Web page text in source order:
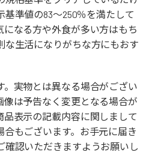
基準値の83～250％を満たして
になる方や外食が多い方はもち
な生活になりがちな方にもおす
実物とは異なる場合がござい
は予告なく変更となる場合が
品表示の記載内容に関しまして
合もございます。お手元に届き
確認いただきますようお願いし